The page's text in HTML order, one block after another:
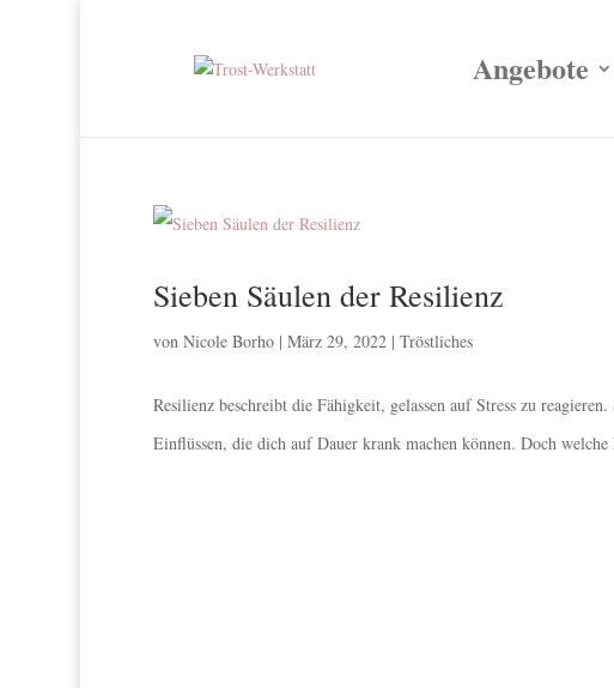
Angebote
Sieben Säulen der Resilienz
von Nicole Borho| März 29, 2022| Tröstliches
Resilienz beschreibt die Fähigkeit, gelassen auf Stress zu
Einflüssen, die dich auf Dauer krank machen können. Doch